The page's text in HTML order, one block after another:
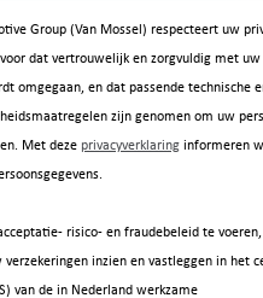
Group (Van Mossel) respecteert uw
dat vertrouwelijk en zorgvuldig met uw
omgegaan, en dat passende technische
zijn genomen om uw
Met deze privacyverklaringinformeren
risico- en fraudebeleid te
verzekeringen inzien en vastleggen in het
van de in Nederland werkzame